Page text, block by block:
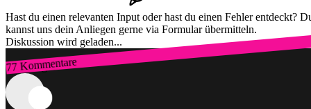
Hast du einen relevanten Input oder hast du einen Fehler entdeckt?
kannst uns dein Anliegen gerne via Formular übermitteln.
Diskussion wird geladen...
77 Kommentare
Zum Login